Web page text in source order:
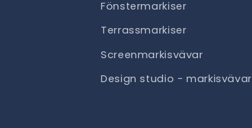
Fönstermarkiser
Terrassmarkiser
Screenmarkisvävar
Design studio - markisvävar